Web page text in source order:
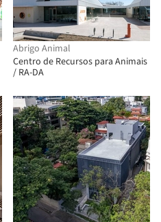
Abrigo Animal
Centro de Recursos para Animais
/ RA-DA